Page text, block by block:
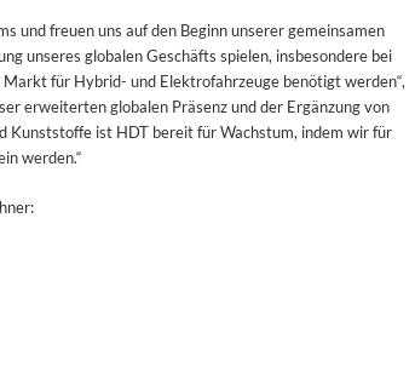
und freuen uns auf den Beginn unserer gemeinsamen
unseres globalen Geschäfts spielen, insbesondere bei
für Hybrid- und Elektrofahrzeuge benötigt werden“,
erweiterten globalen Präsenz und der Ergänzung von
Kunststoffe ist HDT bereit für Wachstum, indem wir für
werden.“